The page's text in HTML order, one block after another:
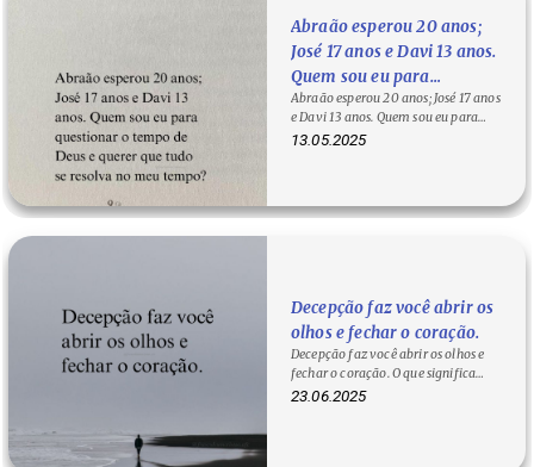
Abraão esperou 20 anos;
José 17 anos e Davi 13 anos.
Quem sou eu para
questionar o tempo de
Deus e querer que tudo se
resolva no meu tempo?
Abraão esperou 20 anos; José 17 anos
e Davi 13 anos. Quem sou eu para
questionar o tempo de Deus e
13.05.2025
Decepção faz você abrir os
olhos e fechar o coração.
Decepção faz você abrir os olhos e
fechar o coração. O que significa
abrir os olhos do…
23.06.2025